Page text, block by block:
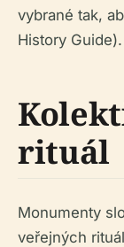
vybrané tak,
History Guide).
rituál
Monumenty
veřejných